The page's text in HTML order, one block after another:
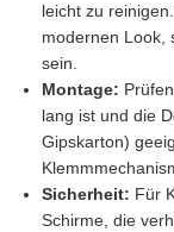
leicht zu
modernen Look,
sein.
Montage:
lang ist und die
Gipskarton)
Sicherheit: Für
Schirme, die